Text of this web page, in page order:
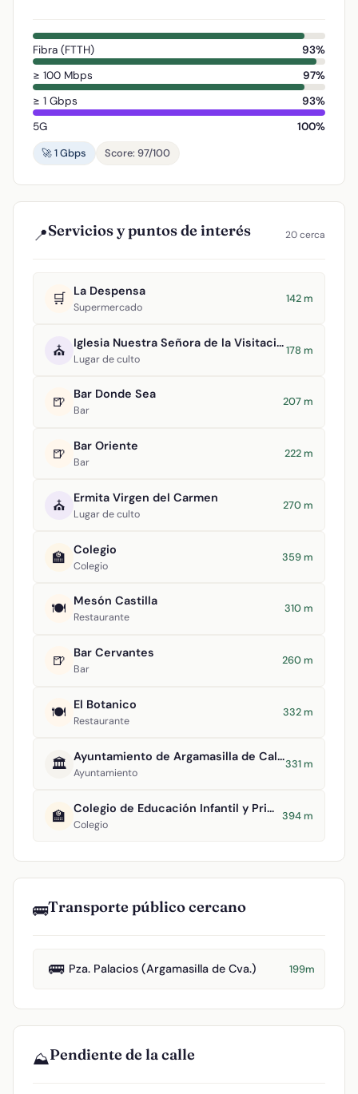
Fibra (FTTH)
93%
≥ 100 Mbps
97%
≥ 1 Gbps
93%
5G
100%
🚀 1 Gbps
Score: 97/100
📍Servicios y puntos de interés 20 cerca
🛒 La Despensa
Supermercado
142 m
⛪ Iglesia Nuestra Señora de la Visitación
Lugar de culto
178 m
🍺 Bar Donde Sea
Bar
207 m
🍺 Bar Oriente
Bar
222 m
⛪ Ermita Virgen del Carmen
Lugar de culto
270 m
🏫 Colegio
Colegio
359 m
🍽️ Mesón Castilla
Restaurante
310 m
🍺 Bar Cervantes
Bar
260 m
🍽️ El Botanico
Restaurante
332 m
🏛️ Ayuntamiento de Argamasilla de Calatrava
Ayuntamiento
331 m
🏫 Colegio de Educación Infantil y Primaria Virgen del Socorro
Colegio
394 m
🚌Transporte público cercano
🚌 Pza. Palacios (Argamasilla de Cva.) 199m
⛰️Pendiente de la calle